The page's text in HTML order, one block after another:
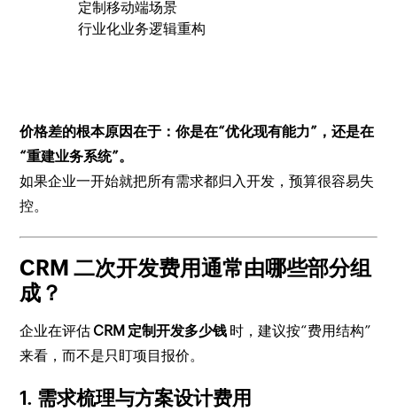
定制移动端场景
行业化业务逻辑重构
价格差的根本原因在于：你是在“优化现有能力”，还是在
“重建业务系统”。
如果企业一开始就把所有需求都归入开发，预算很容易失
控。
CRM 二次开发费用通常由哪些部分组
成？
企业在评估 CRM 定制开发多少钱 时，建议按“费用结构”
来看，而不是只盯项目报价。
1. 需求梳理与方案设计费用